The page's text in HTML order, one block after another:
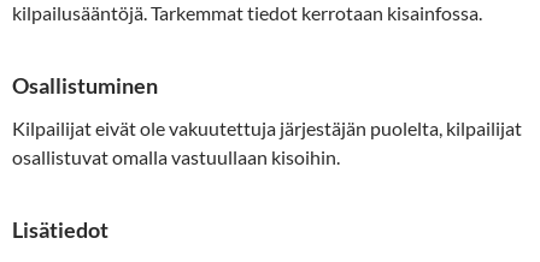
kilpailusääntöjä. Tarkemmat tiedot kerrotaan kisainfossa.
Osallistuminen
Kilpailijat eivät ole vakuutettuja järjestäjän puolelta, kilpailijat
osallistuvat omalla vastuullaan kisoihin.
Lisätiedot